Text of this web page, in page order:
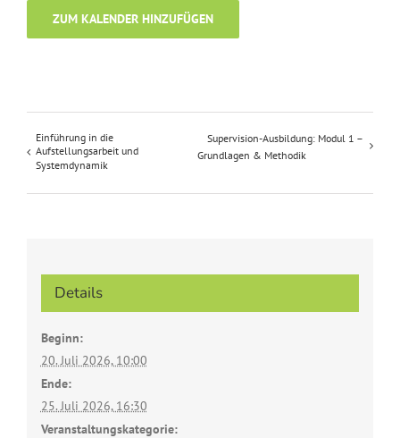
ZUM KALENDER HINZUFÜGEN
Einführung in die
Aufstellungsarbeit und
Systemdynamik
Supervision-Ausbildung: Modul 1 –
Grundlagen & Methodik
Details
Beginn:
20. Juli 2026, 10:00
Ende:
25. Juli 2026, 16:30
Veranstaltungskategorie: